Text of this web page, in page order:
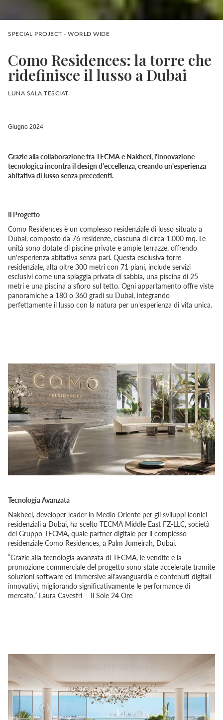
SPECIAL PROJECT - WORLD WIDE
Como Residences: la torre che
ridefinisce il lusso a Dubai
LUNA SALA TESCIAT
Giugno 2024
Grazie alla collaborazione tra TECMA e Nakheel, l'innovazione
tecnologica incontra il design d'eccellenza, creando un'esperienza
abitativa di lusso senza precedenti.
Il Progetto
Como Residences è un complesso residenziale di lusso situato a
Dubai, composto da 76 residenze, ciascuna di circa 1.000 mq. Le
unità sono dotate di piscine private e ampie terrazze, offrendo
un'esperienza abitativa senza pari. Questa esclusiva torre
residenziale, alta oltre 300 metri con 71 piani, include servizi
esclusivi come una spiaggia privata di sabbia, una piscina di 25
metri e una piscina a sfioro sul tetto. Ogni appartamento offre viste
panoramiche a 180 o 360 gradi su Dubai, integrando
perfettamente il lusso con la natura per un'esperienza di vita unica.
Tecnologia Avanzata
Nakheel, developer leader in Medio Oriente per gli sviluppi iconici
residenziali a Dubai, ha scelto TECMA Middle East FZ-LLC, società
del Gruppo TECMA, quale partner digitale per il complesso
residenziale Como Residences, a Palm Jumeirah, Dubai.
”Grazie alla tecnologia avanzata di TECMA, le vendite e la
promozione commerciale del progetto sono state accelerate tramite
soluzioni software ed immersive all'avanguardia e contenuti digitali
innovativi, migliorando significativamente le performance di
mercato.” Laura Cavestri - Il Sole 24 Ore